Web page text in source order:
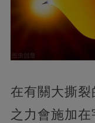
在有關大撕
之力會施加